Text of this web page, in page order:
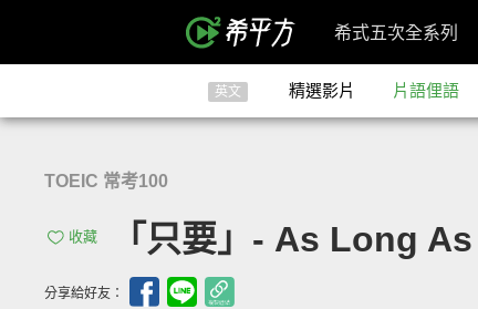
希式五次全系列
英文 精選影片 片語俚語
TOEIC 常考100
收藏 「只要」- As Long As
分享給好友：